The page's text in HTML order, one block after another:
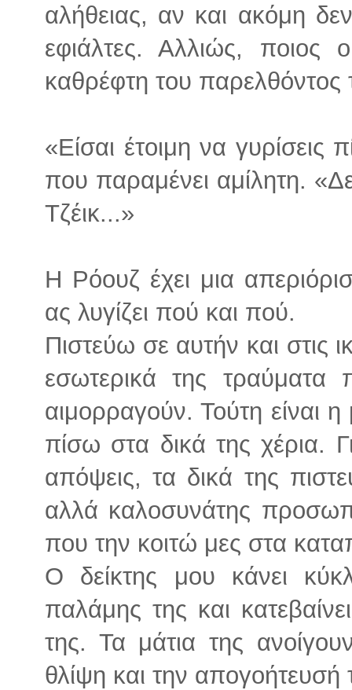
αλήθειας, αν και ακόμη
εφιάλτες. Αλλιώς, ποιος
καθρέφτη του παρελθόντος
«Είσαι έτοιμη να
που παραμένει αμίλητη.
Τζέικ...»
Η Ρόουζ έχει μια
ας λυγίζει πού και πού.
Πιστεύω σε αυτήν και στις
εσωτερικά της
αιμορραγούν. Τούτη είναι
πίσω στα δικά της χέρια.
απόψεις, τα δικά της
αλλά καλοσυνάτης
που την κοιτώ μες στα
Ο δείκτης μου κάνει
παλάμης της και
της. Τα μάτια της
θλίψη και την απογοήτευσή